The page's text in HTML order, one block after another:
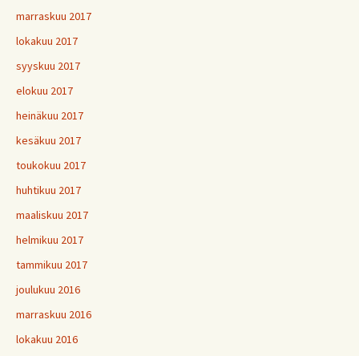
marraskuu 2017
lokakuu 2017
syyskuu 2017
elokuu 2017
heinäkuu 2017
kesäkuu 2017
toukokuu 2017
huhtikuu 2017
maaliskuu 2017
helmikuu 2017
tammikuu 2017
joulukuu 2016
marraskuu 2016
lokakuu 2016